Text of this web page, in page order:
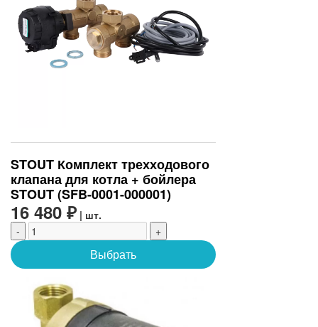
STOUT Комплект трехходового
клапана для котла + бойлера
STOUT (SFB-0001-000001)
16 480 ₽ | шт.
-
+
Выбрать